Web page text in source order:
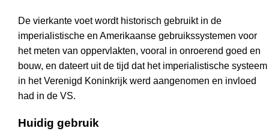
De vierkante voet wordt historisch gebruikt in de
imperialistische en Amerikaanse gebruikssystemen voor
het meten van oppervlakten, vooral in onroerend goed en
bouw, en dateert uit de tijd dat het imperialistische systeem
in het Verenigd Koninkrijk werd aangenomen en invloed
had in de VS.
Huidig gebruik